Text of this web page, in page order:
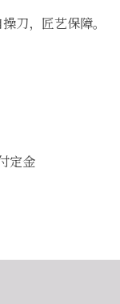
刀，匠艺保障。
定金